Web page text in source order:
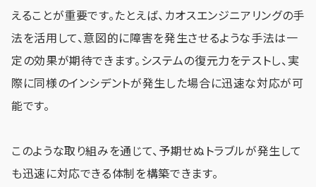
えることが重要です。たとえば、カオスエンジニアリングの手
法を活用して、意図的に障害を発生させるような手法は一
定の効果が期待できます。システムの復元力をテストし、実
際に同様のインシデントが発生した場合に迅速な対応が可
能です。
このような取り組みを通じて、予期せぬトラブルが発生して
も迅速に対応できる体制を構築できます。